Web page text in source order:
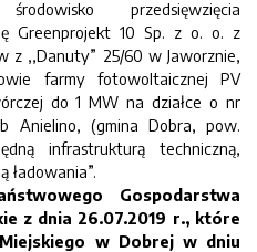
przedsięwzięcia
Greenprojekt 10 Sp. z o. o. z
z ,,Danuty” 25/60 w Jaworznie,
farmy fotowoltaicznej PV
do 1 MW na działce o nr
Anielino, (gmina Dobra, pow.
infrastrukturą techniczną,
ładowania”.
Gospodarstwa
z dnia 26.07.2019 r., które
Miejskiego w Dobrej w dniu